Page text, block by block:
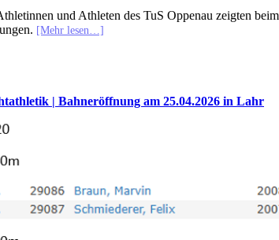
und Athleten des TuS Oppenau zeigten
[Mehr lesen…]
| Bahneröffnung am 25.04.2026 in Lahr